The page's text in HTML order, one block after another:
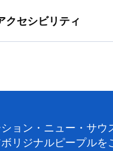
クセシビリティ
ョン・ニュー・サウ
リジナルピープルを